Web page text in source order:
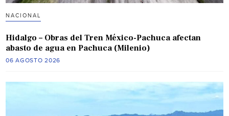
NACIONAL
Hidalgo – Obras del Tren México-Pachuca afectan
abasto de agua en Pachuca (Milenio)
06 AGOSTO 2026